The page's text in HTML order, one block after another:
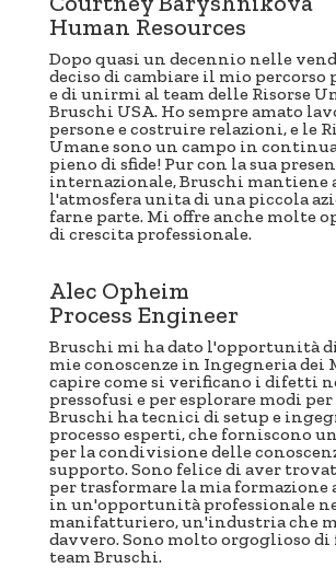
Human Resources
Dopo quasi un decennio nelle
deciso di cambiare il mio percorso
e di unirmi al team delle Risorse
Bruschi USA. Ho sempre amato
persone e costruire relazioni, e le
Umane sono un campo in
pieno di sfide! Pur con la sua
internazionale, Bruschi mantiene
l'atmosfera unita di una piccola
farne parte. Mi offre anche molte
di crescita professionale.
Alec Opheim
Process Engineer
Bruschi mi ha dato l'opportunità
mie conoscenze in Ingegneria dei
capire come si verificano i difetti
pressofusi e per esplorare modi
Bruschi ha tecnici di setup e
processo esperti, che forniscono
per la condivisione delle
supporto. Sono felice di aver
per trasformare la mia formazione
in un'opportunità professionale
manifatturiero, un'industria che
davvero. Sono molto orgoglioso di
team Bruschi.